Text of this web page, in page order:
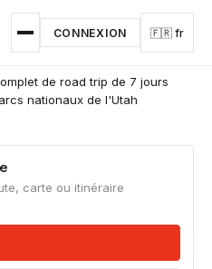
CONNEXION 🇫🇷 fr
de road trip de 7 jours
nationaux de l'Utah
carte ou itinéraire